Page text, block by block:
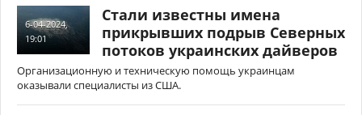
6-04-2024,
19:01
Стали известны имена
прикрывших подрыв Северных
потоков украинских дайверов
Организационную и техническую помощь украинцам
оказывали специалисты из США.